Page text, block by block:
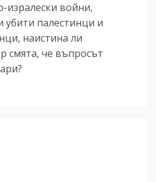
изралески войни,
убити палестинци и
наистина ли
смята, че въпросът